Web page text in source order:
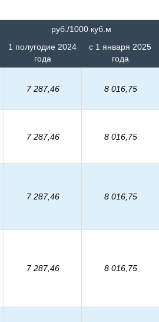
руб./1000 куб.м
1 полугодие 2024
года
с 1 января 2025
года
7 287,46 8 016,75
7 287,46 8 016,75
7 287,46 8 016,75
7 287,46 8 016,75